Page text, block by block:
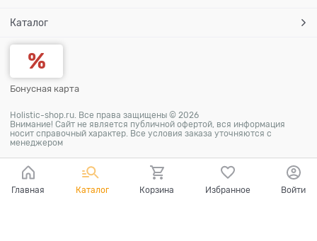
Каталог
Бонусная карта
Holistic-shop.ru. Все права защищены © 2026
Внимание! Сайт не является публичной офертой, вся информация
носит справочный характер. Все условия заказа уточняются с
менеджером
Главная Каталог Корзина Избранное Войти